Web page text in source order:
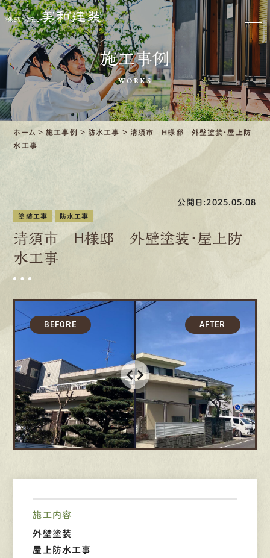
お家をきれいに
会社をきれいに
クリーニング
施工事例
口コミ・レビュー紹介
採用情報
募集要項
先輩インタビュー
有資格者が、無料建物診断いたします!!
0120-44-2605
施工事例
WORKS
ホーム >施工事例 > 防水工事 > 清須市 H様邸 外壁塗装・屋上防
水工事
公開日:2025.05.08
塗装工事 防水工事
清須市 H様邸 外壁塗装・屋上防
水工事
施工内容
外壁塗装
屋上防水工事